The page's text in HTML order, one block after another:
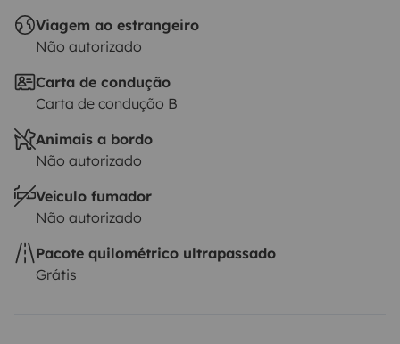
Viagem ao estrangeiro
Não autorizado
Carta de condução
Carta de condução B
Animais a bordo
Não autorizado
Veículo fumador
Não autorizado
Pacote quilométrico ultrapassado
Grátis